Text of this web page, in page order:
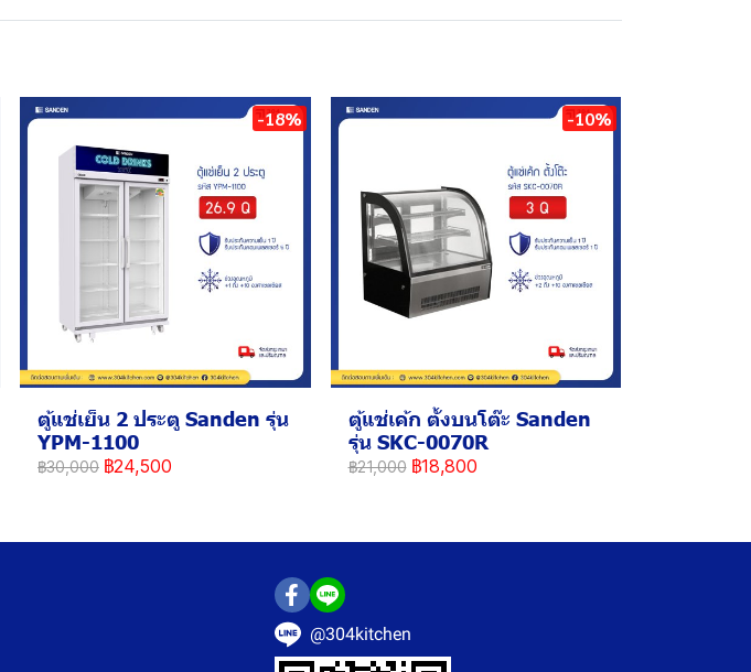
-18%
ตู้แช่เย็น 2 ประตู Sanden รุ่น
YPM-1100
฿30,000 ฿24,500
-10%
ตู้แช่เค้ก ตั้งบนโต๊ะ Sanden
รุ่น SKC-0070R
฿21,000 ฿18,800
@304kitchen